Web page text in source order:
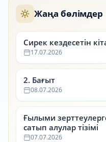
Жаңа бөлімдер
Сирек кездесетін
17.07.2026
2. Бағыт
08.07.2026
Ғылыми
сатып алулар тізімі
07.07.2026